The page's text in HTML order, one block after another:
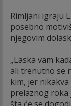
Rimljani igraju
posebno
njegovim
„Laska vam
ali trenutno se
kim, jer
prelaznog roka